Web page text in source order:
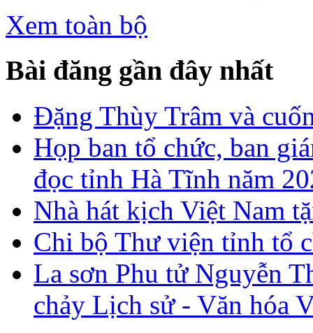
Xem toàn bộ
Bài đăng gần đây nhất
Đặng Thùy Trâm và
Họp ban tổ chức, ban
đọc tỉnh Hà Tĩnh năm
Nhà hát kịch Việt Nam
Chi bộ Thư viện tỉnh tổ
La sơn Phu tử Nguyễn
chảy Lịch sử - Văn hóa